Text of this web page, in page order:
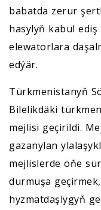
babatda zerur
hasylyň kabul
elewatorlara
edýär.
Türkmenistanyň
Bilelikdäki
mejlisi geçirildi.
gazanylan
mejlislerde öňe
durmuşa
hyzmatdaşlygyň